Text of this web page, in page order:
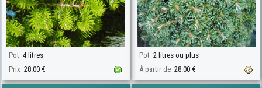
Pot 4 litres
Prix 28.00 €
Pot 2 litres ou plus
À partir de 28.00 €